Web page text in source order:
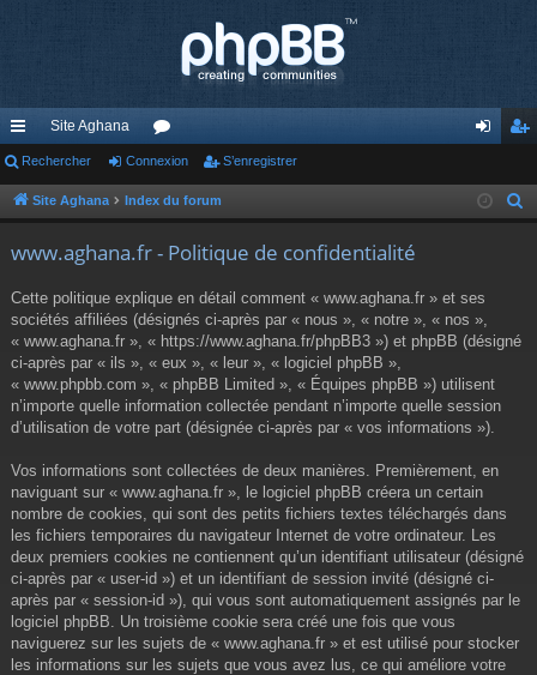
cc
ès
de
Site Aghana
or
u ne nr
Rechercher Connexion S’enregistrer
Site Aghana Index du forum
www.aghana.fr - Politique de confidentialité
Cette politique explique en détail comment « www.aghana.fr » et ses
sociétés affiliées (désignés ci-après par « nous », « notre », « nos »,
« www.aghana.fr », « https://www.aghana.fr/phpBB3 ») et phpBB (désigné
ci-après par « ils », « eux », « leur », « logiciel phpBB »,
« www.phpbb.com », « phpBB Limited », « Équipes phpBB ») utilisent
n’importe quelle information collectée pendant n’importe quelle session
d’utilisation de votre part (désignée ci-après par « vos informations »).
Vos informations sont collectées de deux manières. Premièrement, en
naviguant sur « www.aghana.fr », le logiciel phpBB créera un certain
nombre de cookies, qui sont des petits fichiers textes téléchargés dans
les fichiers temporaires du navigateur Internet de votre ordinateur. Les
deux premiers cookies ne contiennent qu’un identifiant utilisateur (désigné
ci-après par « user-id ») et un identifiant de session invité (désigné ci-
après par « session-id »), qui vous sont automatiquement assignés par le
logiciel phpBB. Un troisième cookie sera créé une fois que vous
naviguerez sur les sujets de « www.aghana.fr » et est utilisé pour stocker
les informations sur les sujets que vous avez lus, ce qui améliore votre